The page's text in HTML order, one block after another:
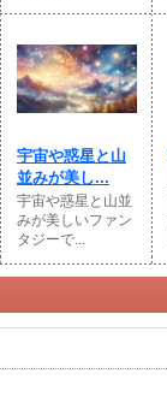
宇宙や惑星と山
並みが美し...
宇宙や惑星と山並
みが美しいファン
タジーで...